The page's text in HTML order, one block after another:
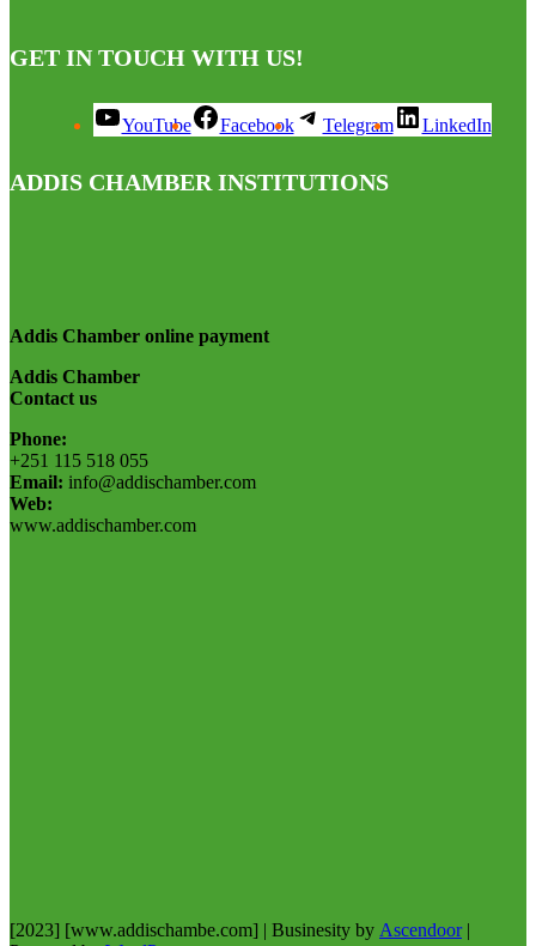
GET IN TOUCH WITH US!
YouTube Facebook Telegram LinkedIn
ADDIS CHAMBER INSTITUTIONS
Addis Chamber online payment
Addis Chamber
Contact us
Phone:
+251 115 518 055
Email: info@addischamber.com
Web:
www.addischamber.com
[2023] [www.addischambe.com] | Businesity by Ascendoor|